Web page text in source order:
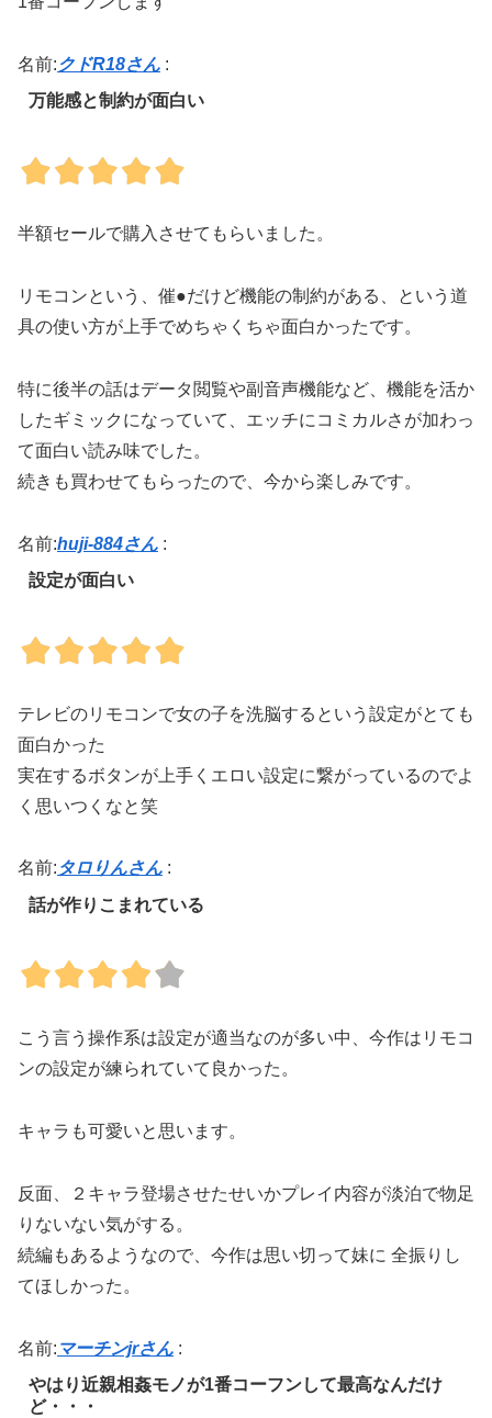
名前: クドR18さん :
万能感と制約が面白い
半額セールで購入させてもらいました。
リモコンという、催●だけど機能の制約がある、という道
具の使い方が上手でめちゃくちゃ面白かったです。
特に後半の話はデータ閲覧や副音声機能など、機能を活か
したギミックになっていて、エッチにコミカルさが加わっ
て面白い読み味でした。
続きも買わせてもらったので、今から楽しみです。
名前:huji-884さん :
設定が面白い
テレビのリモコンで女の子を洗脳するという設定がとても
面白かった
実在するボタンが上手くエロい設定に繋がっているのでよ
く思いつくなと笑
名前: タロりんさん :
話が作りこまれている
こう言う操作系は設定が適当なのが多い中、今作はリモコ
ンの設定が練られていて良かった。
キャラも可愛いと思います。
反面、２キャラ登場させたせいかプレイ内容が淡泊で物足
りないない気がする。
続編もあるようなので、今作は思い切って妹に 全振りし
てほしかった。
名前: マーチンjrさん :
やはり近親相姦モノが1番コーフンして最高なんだけ
ど・・・